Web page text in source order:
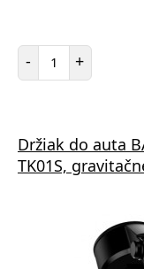
- Počet položiek
+
Držiak do auta
TK01S,